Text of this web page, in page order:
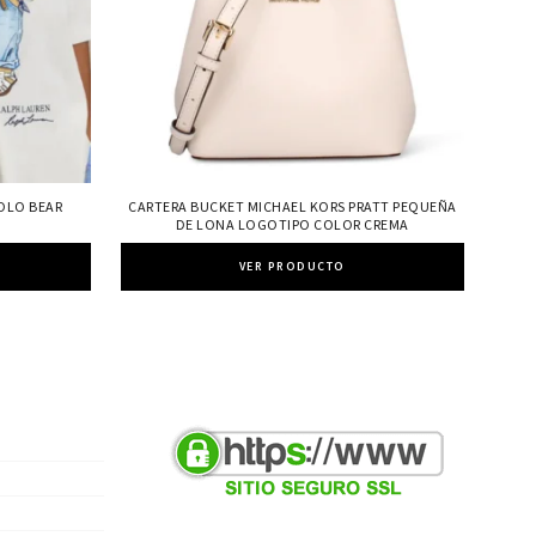
BEAR
CARTERA BUCKET MICHAEL KORS PRATT PEQUEÑA
DE LONA LOGOTIPO COLOR CREMA
VER PRODUCTO